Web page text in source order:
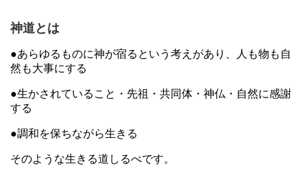
神道とは
●あらゆるものに神が宿るという考えがあり、人も物も自
然も大事にする
●生かされていること・先祖・共同体・神仏・自然に感謝
する
●調和を保ちながら生きる
そのような生きる道しるべです。